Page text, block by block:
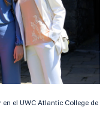
en el UWC Atlantic College de